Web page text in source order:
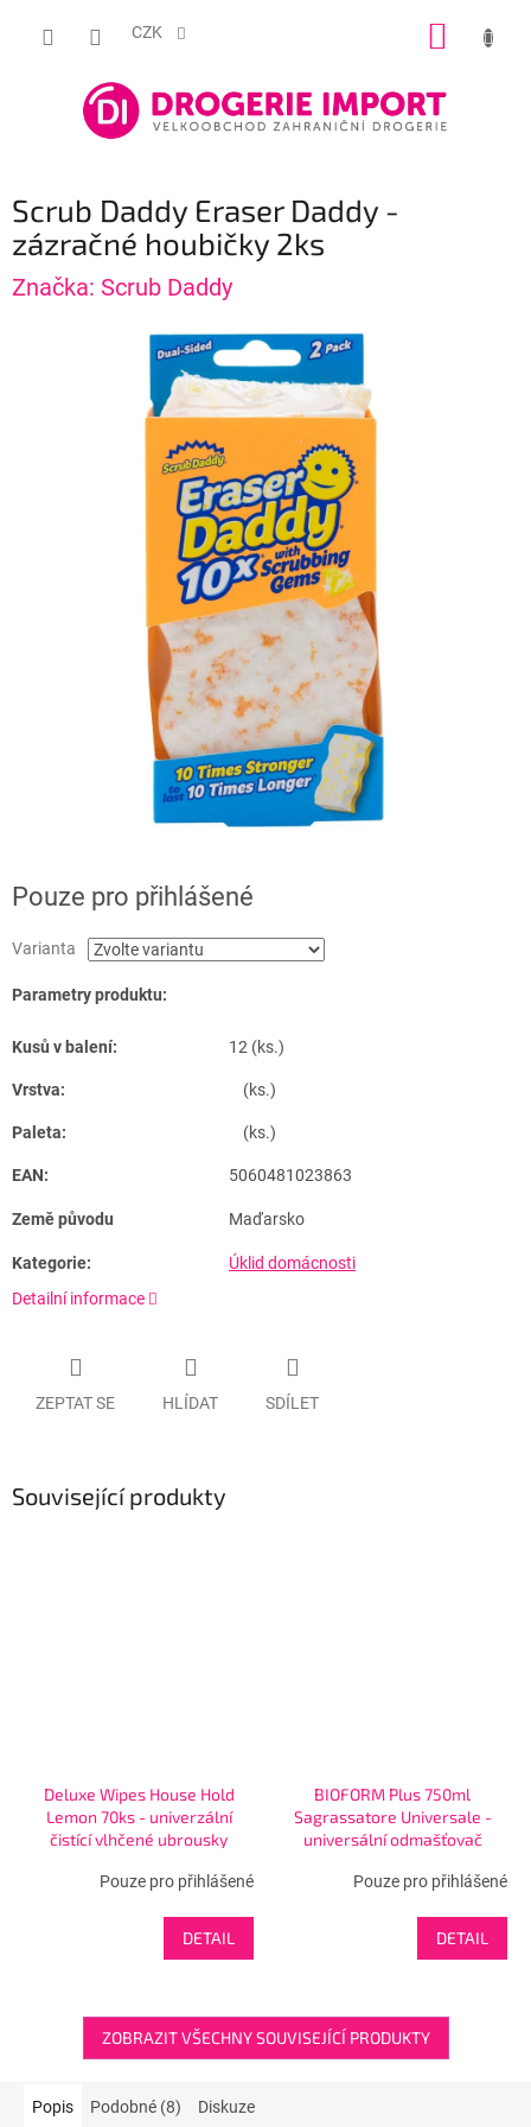
CZK
Scrub Daddy Eraser Daddy -
zázračné houbičky 2ks
Značka: Scrub Daddy
Pouze pro přihlášené
Varianta
Parametry produktu:
Kusů v balení: 12 (ks.)
Vrstva: (ks.)
Paleta: (ks.)
EAN: 5060481023863
Země původu Maďarsko
Kategorie:
Úklid domácnosti
Detailní informace
ZEPTAT SE HLÍDAT SDÍLET
Související produkty
Deluxe Wipes House Hold
Lemon 70ks - univerzální
čistící vlhčené ubrousky
Pouze pro přihlášené
DETAIL
BIOFORM Plus 750ml
Sagrassatore Universale -
universální odmašťovač
Pouze pro přihlášené
DETAIL
ZOBRAZIT VŠECHNY SOUVISEJÍCÍ PRODUKTY
Popis Podobné (8) Diskuze